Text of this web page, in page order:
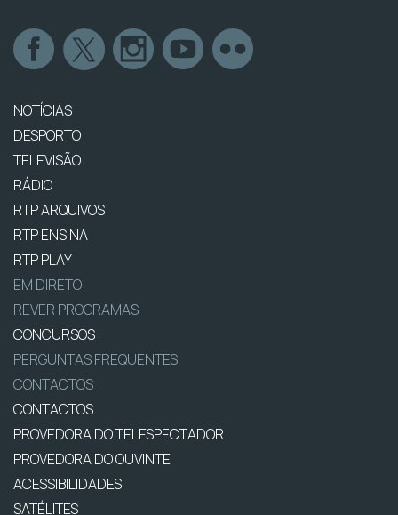
NOTÍCIAS
DESPORTO
TELEVISÃO
RÁDIO
RTP ARQUIVOS
RTP ENSINA
RTP PLAY
EM DIRETO
REVER PROGRAMAS
CONCURSOS
PERGUNTAS FREQUENTES
CONTACTOS
CONTACTOS
PROVEDORA DO TELESPECTADOR
PROVEDORA DO OUVINTE
ACESSIBILIDADES
SATÉLITES